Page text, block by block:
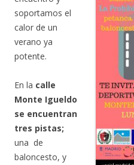
soportamos el
calor de un
verano ya
potente.
En la calle
Monte Igueldo
se encuentran
tres pistas;
una de
baloncesto, y